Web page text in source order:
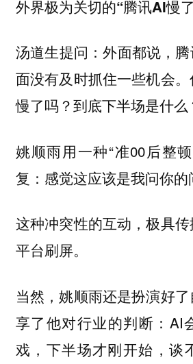
外界极为关切的“腾讯AI慢了
汤道生提问：外面都说，
面没有及时抓住一些机会
慢了吗？到底下半场是什么
姚顺雨用一种“准00后整
复：感觉这应该是我问你的
这种冲突性的互动，极具
平台刷屏。
当然，姚顺雨还是扮演好
享了他对行业的判断：AI
戏，下半场才刚开始，谈